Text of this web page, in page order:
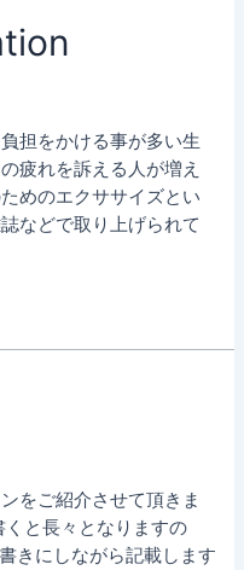
担をかける事が多い生
疲れを訴える人が増え
めのエクササイズとい
などで取り上げられて
をご紹介させて頂きま
と長々となりますの
きにしながら記載します